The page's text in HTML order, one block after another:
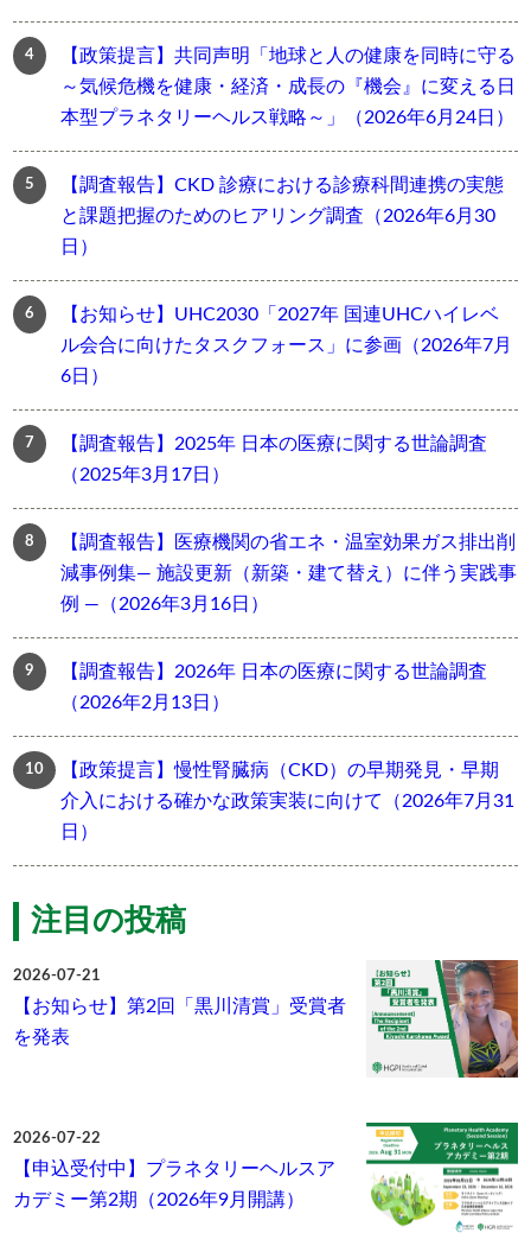
【政策提言】共同声明「地球と人の健康を同時に守る
～気候危機を健康・経済・成長の『機会』に変える日
本型プラネタリーヘルス戦略～」（2026年6月24日）
【調査報告】CKD 診療における診療科間連携の実態
と課題把握のためのヒアリング調査（2026年6月30
日）
【お知らせ】UHC2030「2027年 国連UHCハイレベ
ル会合に向けたタスクフォース」に参画（2026年7月
6日）
【調査報告】2025年 日本の医療に関する世論調査
（2025年3月17日）
【調査報告】医療機関の省エネ・温室効果ガス排出削
減事例集― 施設更新（新築・建て替え）に伴う実践事
例 ―（2026年3月16日）
【調査報告】2026年 日本の医療に関する世論調査
（2026年2月13日）
【政策提言】慢性腎臓病（CKD）の早期発見・早期
介入における確かな政策実装に向けて（2026年7月31
日）
注目の投稿
2026-07-21
【お知らせ】第2回「黒川清賞」受賞者
を発表
2026-07-22
【申込受付中】プラネタリーヘルスア
カデミー第2期（2026年9月開講）